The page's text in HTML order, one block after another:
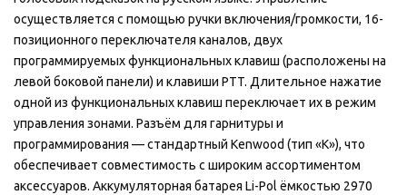
осуществляется с помощью ручки включения/громкости, 16-
позиционного переключателя каналов, двух
программируемых функциональных клавиш (расположены на
левой боковой панели) и клавиши PTT. Длительное нажатие
одной из функциональных клавиш переключает их в режим
управления зонами. Разъём для гарнитуры и
программирования — стандартный Kenwood (тип «К»), что
обеспечивает совместимость с широким ассортиментом
аксессуаров. Аккумуляторная батарея Li-Pol ёмкостью 2970